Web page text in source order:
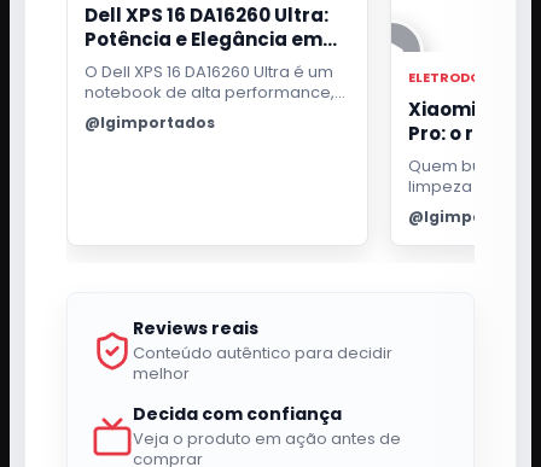
Dell XPS 16 DA16260 Ultra:
Potência e Elegância em
um Só Notebook
O Dell XPS 16 DA16260 Ultra é um
notebook de alta performance,
ideal para profissionais
exigentes. Com processador
@lgimportados
Xiaomi
Pro: o robô
passa pano
para a base
Quem busca
limpeza da
bom robô
fazer mais do
ambiente. Ele
@lgimportados
Reviews reais
Conteúdo autêntico para decidir
melhor
Decida com confiança
Veja o produto em ação antes de
comprar